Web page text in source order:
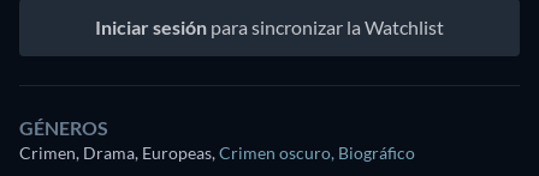
Iniciar sesión para sincronizar la Watchlist
GÉNEROS
Crimen, Drama, Europeas,Crimen oscuro, Biográfico